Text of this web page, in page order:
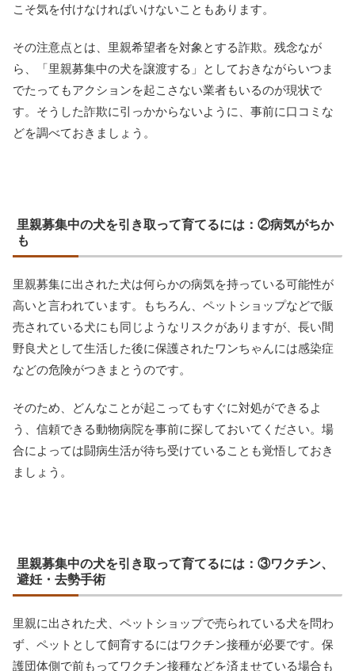
こそ気を付けなければいけないこともあります。
その注意点とは、里親希望者を対象とする詐欺。残念なが
ら、「里親募集中の犬を譲渡する」としておきながらいつま
でたってもアクションを起こさない業者もいるのが現状で
す。そうした詐欺に引っかからないように、事前に口コミな
どを調べておきましょう。
里親募集中の犬を引き取って育てるには：②病気がちか
も
里親募集に出された犬は何らかの病気を持っている可能性が
高いと言われています。もちろん、ペットショップなどで販
売されている犬にも同じようなリスクがありますが、長い間
野良犬として生活した後に保護されたワンちゃんには感染症
などの危険がつきまとうのです。
そのため、どんなことが起こってもすぐに対処ができるよ
う、信頼できる動物病院を事前に探しておいてください。場
合によっては闘病生活が待ち受けていることも覚悟しておき
ましょう。
里親募集中の犬を引き取って育てるには：③ワクチン、
避妊・去勢手術
里親に出された犬、ペットショップで売られている犬を問わ
ず、ペットとして飼育するにはワクチン接種が必要です。保
護団体側で前もってワクチン接種などを済ませている場合も